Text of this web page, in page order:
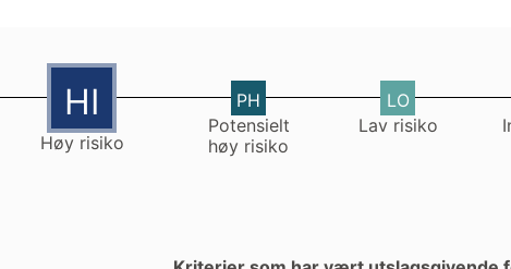
HI
Høy risiko
PH
Potensielt
høy risiko
LO
Lav risiko